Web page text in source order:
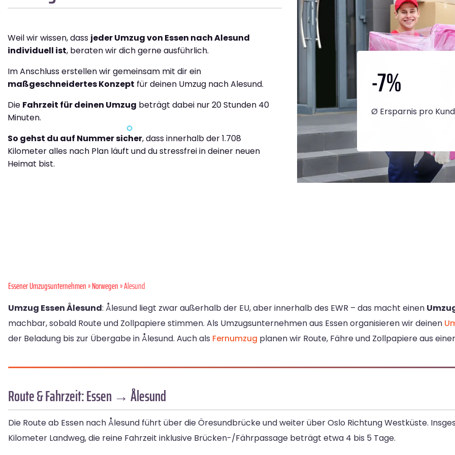
Weil wir wissen, dass jeder Umzug von Essen nach Alesund
individuell ist, beraten wir dich gerne ausführlich.
Im Anschluss erstellen wir gemeinsam mit dir ein
maßgeschneidertes Konzept für deinen Umzug nach Alesund.
Die Fahrzeit für deinen Umzug beträgt dabei nur 20 Stunden 40
Minuten.
So gehst du auf Nummer sicher, dass innerhalb der 1.708
Kilometer alles nach Plan läuft und du stressfrei in deiner neuen
Heimat bist.
-7%
Ø Ersparnis pro
Essener Umzugsunternehmen»Norwegen» Alesund
Umzug Essen Ålesund: Ålesund liegt zwar außerhalb der EU, aber innerhalb des EWR – das macht einen
machbar, sobald Route und Zollpapiere stimmen. Als Umzugsunternehmen aus Essen organisieren wir deinen
der Beladung bis zur Übergabe in Ålesund. Auch als Fernumzug planen wir Route, Fähre und Zollpapiere aus
Route & Fahrzeit: Essen → Ålesund
Die Route ab Essen nach Ålesund führt über die Öresundbrücke und weiter über Oslo Richtung Westküste.
Kilometer Landweg, die reine Fahrzeit inklusive Brücken-/Fährpassage beträgt etwa 4 bis 5 Tage.